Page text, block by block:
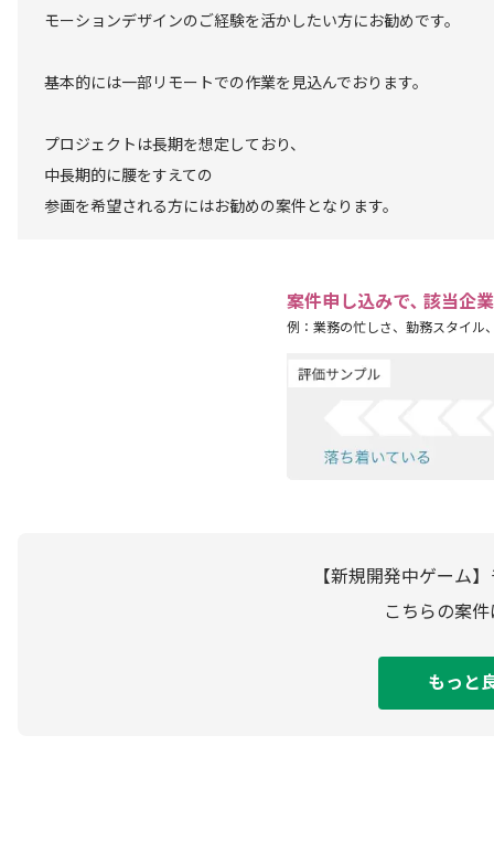
モーションデザインのご経験を活かしたい方にお勧めです。
基本的には一部リモートでの作業を見込んでおります。
プロジェクトは長期を想定しており、
中長期的に腰をすえての
参画を希望される方にはお勧めの案件となります。
案件申し込みで､ 該当企
例：業務の忙しさ、勤務スタイル
【新規開発中ゲーム
こちらの案
もっと